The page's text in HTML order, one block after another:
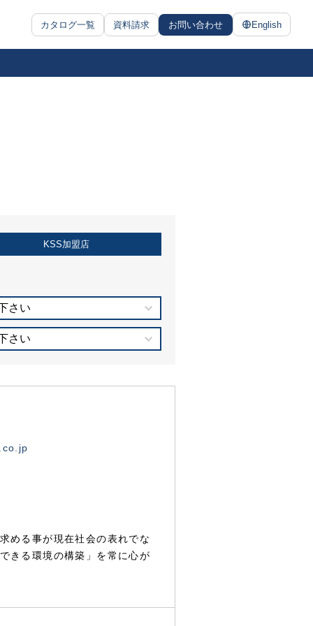
カタログ一覧 資料請求 お問い合わせ English
KSS加盟店
さい
さい
める事が現在社会の表れでな
きる環境の構築」を常に心が